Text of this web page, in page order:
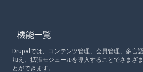
機能一覧
Drupalでは、コンテンツ管理、会員管理、多言
加え、拡張モジュールを導入することでさまざ
とができます。